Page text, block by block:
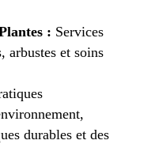
: Services
arbustes et soins
durables et des